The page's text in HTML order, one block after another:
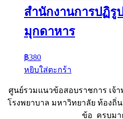
สำนักงานการปฏิรู
มุกดาหาร
฿380
หยิบใส่ตะกร้า
ศูนย์รวมแนวข้อสอบราชการ เจ้
โรงพยาบาล มหาวิทยาลัย ท้องถิ่
ข้อ ครบมา